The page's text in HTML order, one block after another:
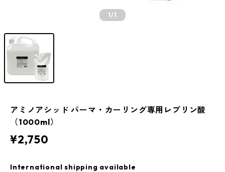
1/1
アミノアシッド パーマ・カーリング専用レブリン酸
（1000ml）
¥2,750
International shipping available